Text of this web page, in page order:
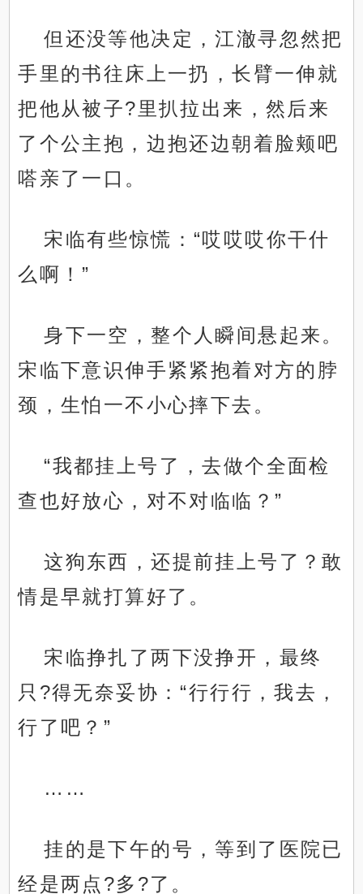
但还没等他决定，江澈寻忽然把
手里的书往床上一扔，长臂一伸就
把他从被子?里扒拉出来，然后来
了个公主抱，边抱还边朝着脸颊吧
嗒亲了一口。
宋临有些惊慌：“哎哎哎你干什
么啊！”
身下一空，整个人瞬间悬起来。
宋临下意识伸手紧紧抱着对方的脖
颈，生怕一不小心摔下去。
“我都挂上号了，去做个全面检
查也好放心，对不对临临？”
这狗东西，还提前挂上号了？敢
情是早就打算好了。
宋临挣扎了两下没挣开，最终
只?得无奈妥协：“行行行，我去，
行了吧？”
……
挂的是下午的号，等到了医院已
经是两点?多?了。